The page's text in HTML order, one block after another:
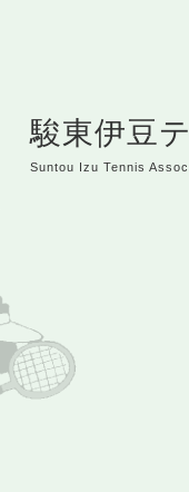
駿東伊豆
Suntou Izu Tennis